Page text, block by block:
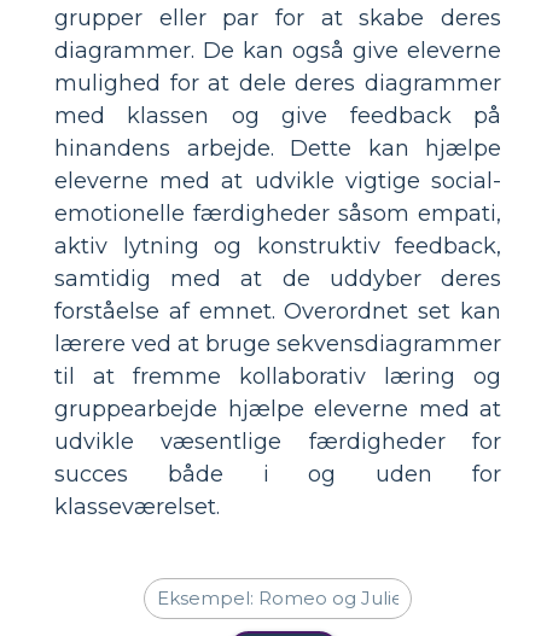
grupper eller par for at skabe deres
diagrammer. De kan også give eleverne
mulighed for at dele deres diagrammer
med klassen og give feedback på
hinandens arbejde. Dette kan hjælpe
eleverne med at udvikle vigtige social-
emotionelle færdigheder såsom empati,
aktiv lytning og konstruktiv feedback,
samtidig med at de uddyber deres
forståelse af emnet. Overordnet set kan
lærere ved at bruge sekvensdiagrammer
til at fremme kollaborativ læring og
gruppearbejde hjælpe eleverne med at
udvikle væsentlige færdigheder for
succes både i og uden for
klasseværelset.